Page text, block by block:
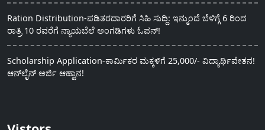
Ration Distribution-ಪಡಿತರದಾರರಿಗೆ ಸಿಹಿ ಸುದ್ದಿ: ಇನ್ಮುಂದೆ ಬೆಳಿಗ್ಗೆ 6 ರಿಂದ
ರಾತ್ರಿ 10 ರವರೆಗೆ ನ್ಯಾಯಬೆಲೆ ಅಂಗಡಿಗಳು ಓಪನ್!
Scholarship Application-ಕಾರ್ಮಿಕರ ಮಕ್ಕಳಿಗೆ 25,000/- ವಿದ್ಯಾರ್ಥಿವೇತನ!
ಆನ್‍ಲೈನ್ ಅರ್ಜಿ ಆಹ್ವಾನ!